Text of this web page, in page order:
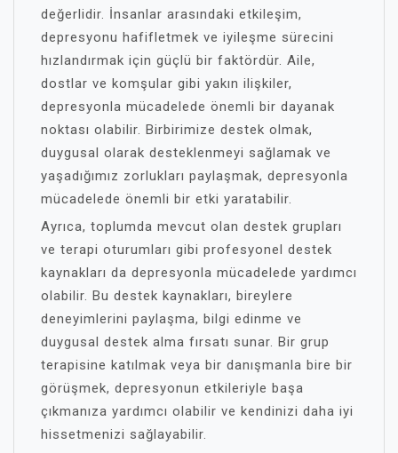
değerlidir. İnsanlar arasındaki etkileşim,
depresyonu hafifletmek ve iyileşme sürecini
hızlandırmak için güçlü bir faktördür. Aile,
dostlar ve komşular gibi yakın ilişkiler,
depresyonla mücadelede önemli bir dayanak
noktası olabilir. Birbirimize destek olmak,
duygusal olarak desteklenmeyi sağlamak ve
yaşadığımız zorlukları paylaşmak, depresyonla
mücadelede önemli bir etki yaratabilir.
Ayrıca, toplumda mevcut olan destek grupları
ve terapi oturumları gibi profesyonel destek
kaynakları da depresyonla mücadelede yardımcı
olabilir. Bu destek kaynakları, bireylere
deneyimlerini paylaşma, bilgi edinme ve
duygusal destek alma fırsatı sunar. Bir grup
terapisine katılmak veya bir danışmanla bire bir
görüşmek, depresyonun etkileriyle başa
çıkmanıza yardımcı olabilir ve kendinizi daha iyi
hissetmenizi sağlayabilir.